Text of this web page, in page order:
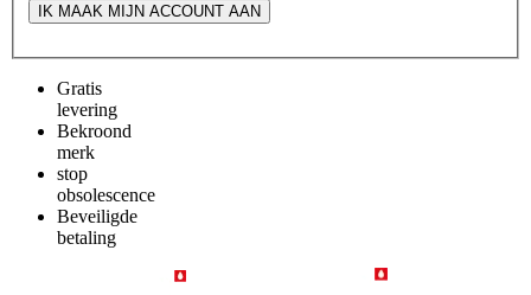
IK MAAK MIJN ACCOUNT AAN
Gratis
levering
Bekroond
merk
stop
obsolescence
Beveiligde
betaling